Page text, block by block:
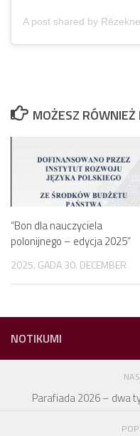
MOŻESZ
“Bon dla nauczyciela
polonijnego – edycja 2025”
2025. GADA 30. DECEMBER
NOTIKUMI
Parafiada 2026 – dwa